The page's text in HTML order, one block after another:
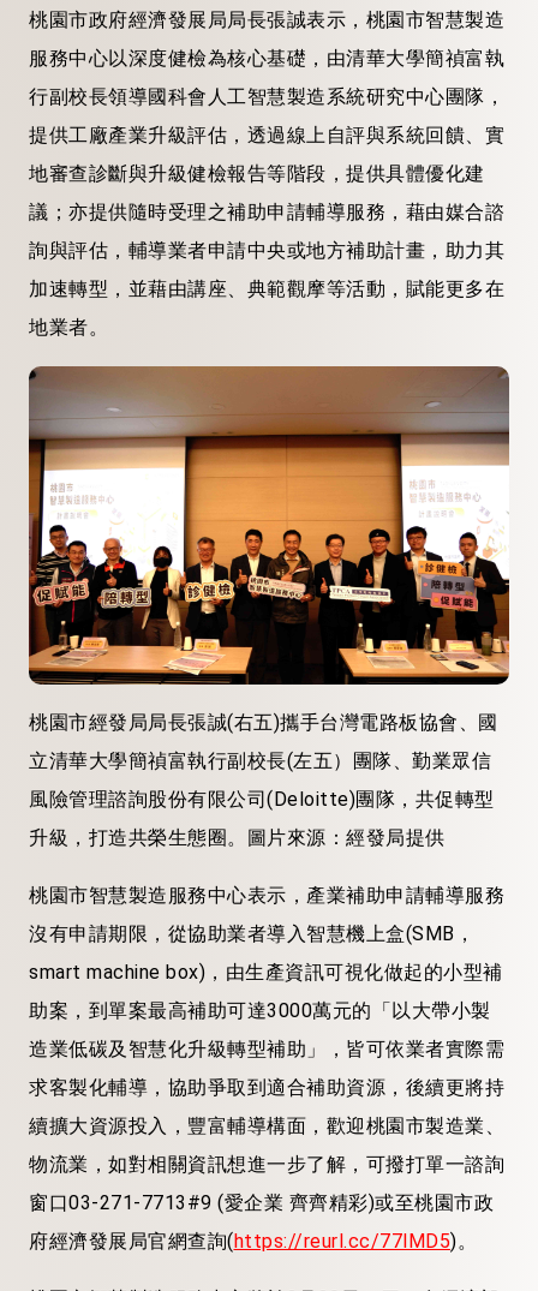
桃園市政府經濟發展局局長張誠表示，桃園市智慧製造
服務中心以深度健檢為核心基礎，由清華大學簡禎富執
行副校長領導國科會人工智慧製造系統研究中心團隊，
提供工廠產業升級評估，透過線上自評與系統回饋、實
地審查診斷與升級健檢報告等階段，提供具體優化建
議；亦提供隨時受理之補助申請輔導服務，藉由媒合諮
詢與評估，輔導業者申請中央或地方補助計畫，助力其
加速轉型，並藉由講座、典範觀摩等活動，賦能更多在
地業者。
桃園市經發局局長張誠(右五)攜手台灣電路板協會、國
立清華大學簡禎富執行副校長(左五）團隊、勤業眾信
風險管理諮詢股份有限公司(Deloitte)團隊，共促轉型
升級，打造共榮生態圈。圖片來源：經發局提供
桃園市智慧製造服務中心表示，產業補助申請輔導服務
沒有申請期限，從協助業者導入智慧機上盒(SMB，
smart machine box)，由生產資訊可視化做起的小型補
助案，到單案最高補助可達3000萬元的「以大帶小製
造業低碳及智慧化升級轉型補助」，皆可依業者實際需
求客製化輔導，協助爭取到適合補助資源，後續更將持
續擴大資源投入，豐富輔導構面，歡迎桃園市製造業、
物流業，如對相關資訊想進一步了解，可撥打單一諮詢
窗口03-271-7713#9 (愛企業 齊齊精彩)或至桃園市政
府經濟發展局官網查詢(https://reurl.cc/77lMD5)。